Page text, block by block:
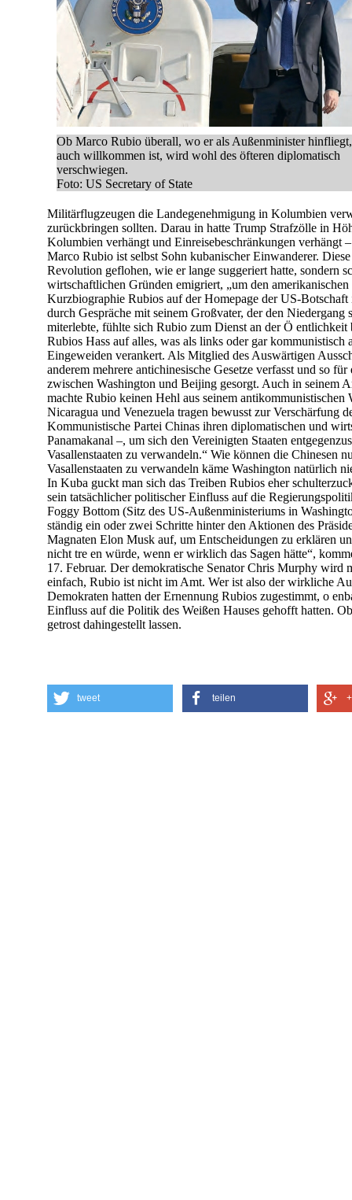
Ob Marco Rubio überall, wo er als Außenminister hinfliegt,
auch willkommen ist, wird wohl des öfteren diplomatisch
verschwiegen.
Foto: US Secretary of State
Militärflugzeugen die Landegenehmigung in Kolumbien
zurückbringen sollten. Darau in hatte Trump Strafzölle in
Kolumbien verhängt und Einreisebeschränkungen verhängt
Marco Rubio ist selbst Sohn kubanischer Einwanderer.
Revolution geflohen, wie er lange suggeriert hatte, sondern
wirtschaftlichen Gründen emigriert, „um den
Kurzbiographie Rubios auf der Homepage der US-Botschaft
durch Gespräche mit seinem Großvater, der den
miterlebte, fühlte sich Rubio zum Dienst an der Ö entlichkeit
Rubios Hass auf alles, was als links oder gar kommunistisch
Eingeweiden verankert. Als Mitglied des Auswärtigen
anderem mehrere antichinesische Gesetze verfasst und so
zwischen Washington und Beijing gesorgt. Auch in seinem
machte Rubio keinen Hehl aus seinem
Nicaragua und Venezuela tragen bewusst zur Verschärfung
Kommunistische Partei Chinas ihren diplomatischen und
Panamakanal –, um sich den Vereinigten Staaten
Vasallenstaaten zu verwandeln.“ Wie können die Chinesen
Vasallenstaaten zu verwandeln käme Washington natürlich
In Kuba guckt man sich das Treiben Rubios eher
sein tatsächlicher politischer Einfluss auf die
Foggy Bottom (Sitz des US-Außenministeriums in
ständig ein oder zwei Schritte hinter den Aktionen des
Magnaten Elon Musk auf, um Entscheidungen zu erklären
nicht tre en würde, wenn er wirklich das Sagen hätte“,
17. Februar. Der demokratische Senator Chris Murphy wird
einfach, Rubio ist nicht im Amt. Wer ist also der wirkliche
Demokraten hatten der Ernennung Rubios zugestimmt, o
Einfluss auf die Politik des Weißen Hauses gehofft hatten.
getrost dahingestellt lassen.
tweet teilen